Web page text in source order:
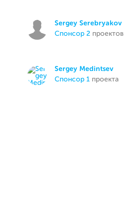
Sergey Serebryakov
спонсор 2 проектов
Sergey Medintsev
спонсор 1 проекта